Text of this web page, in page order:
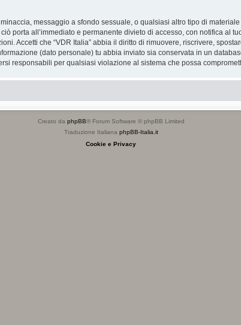
messaggio a sfondo sessuale, o qualsiasi altro tipo di
porta all’immediato e permanente divieto di accesso, con notifica al
Accetti che “VDR Italia” abbia il diritto di rimuovere, riscrivere,
(dato personale) tu abbia inviato sia conservata in un
responsabili per qualsiasi violazione al sistema che possa
Creato da phpBB® Forum Software © phpBB Limited
Traduzione Italiana phpBB-Italia.it
Cookie e Privacy